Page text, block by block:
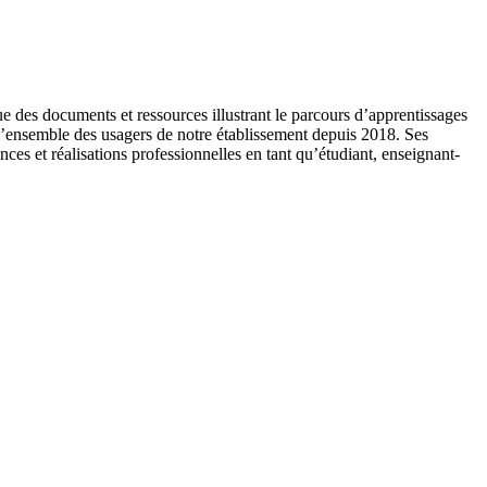
documents et ressources illustrant le parcours d’apprentissages
des usagers de notre établissement depuis 2018. Ses
et réalisations professionnelles en tant qu’étudiant, enseignant-